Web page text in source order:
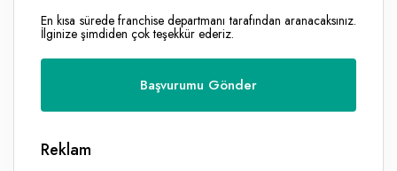
En kısa sürede franchise departmanı tarafından aranacaksınız.
İlginize şimdiden çok teşekkür ederiz.
Reklam